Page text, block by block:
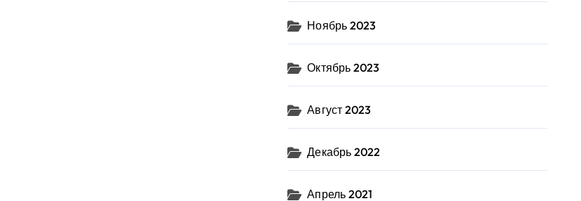
Ноябрь 2023
Октябрь 2023
Август 2023
Декабрь 2022
Апрель 2021